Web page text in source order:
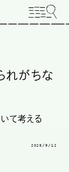
れがちな
て考える
2025/9/12